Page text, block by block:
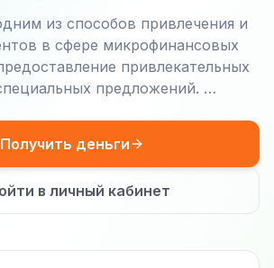
из способов привлечения и
в сфере микрофинансовых
привлекательных
предложений. …
Получить деньги
в личный кабинет